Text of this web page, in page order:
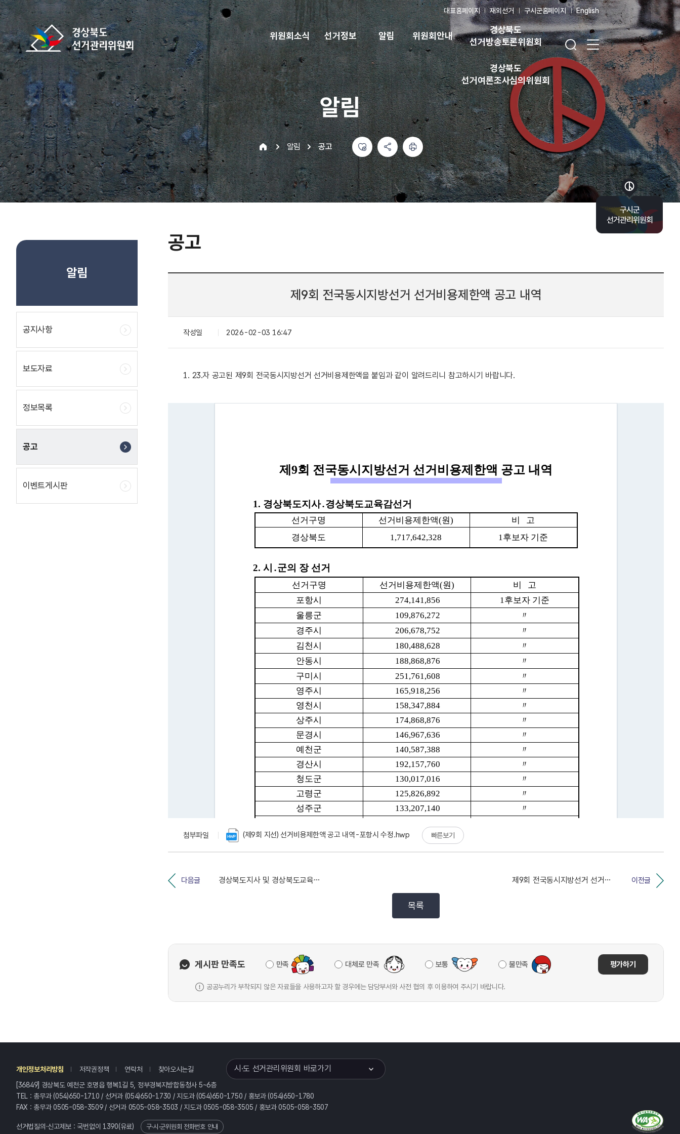
바로가기 메뉴
대표홈페이지 재외선거 구시군홈페이지 English
위원회소식 선거정보 알림 위원회안내
경상북도
선거방송토론위원회
경상북도
선거여론조사심의위원회
알림
알림 공고
알림
공지사항
보도자료
정보목록
공고
이벤트게시판
공고
제9회 전국동시지방선거 선거비용제한액 공고 내역
작성일 2026-02-03 16:47
1. 23.자 공고된 제9회 전국동시지방선거 선거비용제한액을 붙임과 같이 알려드리니 참고하시기 바랍니다.
첨부파일 (제9회 지선) 선거비용제한액 공고 내역-포항시 수정.hwp 빠른보기
다음글 경상북도지사 및 경상북도교육감선거 선거비용제한액 등 변... 이전글
제9회 전국동시지방선거 선거비용제한액 등 공고
목록
게시판 만족도 만족 대체로 만족 보통 불만족 평가하기
공공누리가 부착되지 않은 자료들을 사용하고자 할 경우에는 담당부서와 사전 협의 후 이용하여 주시기 바랍니다.
구시군
선거관리위원회
바로가기 목록 열기
개인정보처리방침 저작권정책 연락처 찾아오시는길 시·도 선거관리위원회 바로가기
[36849] 경상북도 예천군 호명읍 행복1길 5, 정부경북지방합동청사 5~6층
TEL : 총무과 (054)650-1710 / 선거과 (054)650-1730 / 지도과 (054)650-1750 / 홍보과 (054)650-1780
FAX : 총무과 0505-058-3509 / 선거과 0505-058-3503 / 지도과 0505-058-3505 / 홍보과 0505-058-3507
선거법질의·신고제보 : 국번없이 1390(유료) 구·시·군위원회 전화번호 안내